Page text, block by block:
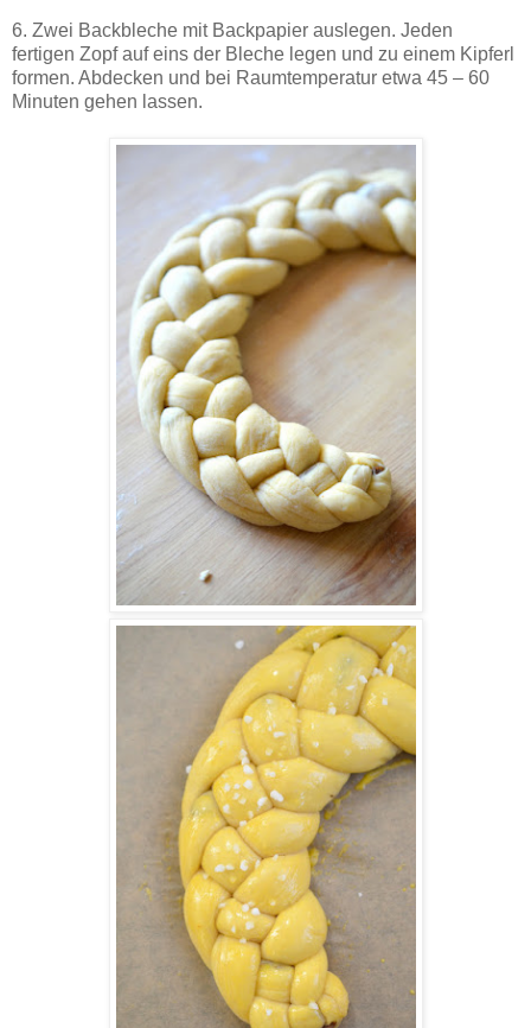
6. Zwei Backbleche mit Backpapier auslegen. Jeden
fertigen Zopf auf eins der Bleche legen und zu einem Kipferl
formen. Abdecken und bei Raumtemperatur etwa 45 – 60
Minuten gehen lassen.